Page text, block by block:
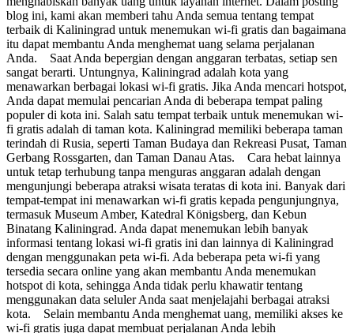
blog ini, kami akan memberi tahu Anda semua tentang tempat
terbaik di Kaliningrad untuk menemukan wi-fi gratis dan bagaimana
itu dapat membantu Anda menghemat uang selama perjalanan
Anda. Saat Anda bepergian dengan anggaran terbatas, setiap sen
sangat berarti. Untungnya, Kaliningrad adalah kota yang
menawarkan berbagai lokasi wi-fi gratis. Jika Anda mencari hotspot,
Anda dapat memulai pencarian Anda di beberapa tempat paling
populer di kota ini. Salah satu tempat terbaik untuk menemukan wi-
fi gratis adalah di taman kota. Kaliningrad memiliki beberapa taman
terindah di Rusia, seperti Taman Budaya dan Rekreasi Pusat, Taman
Gerbang Rossgarten, dan Taman Danau Atas. Cara hebat lainnya
untuk tetap terhubung tanpa menguras anggaran adalah dengan
mengunjungi beberapa atraksi wisata teratas di kota ini. Banyak dari
tempat-tempat ini menawarkan wi-fi gratis kepada pengunjungnya,
termasuk Museum Amber, Katedral Königsberg, dan Kebun
Binatang Kaliningrad. Anda dapat menemukan lebih banyak
informasi tentang lokasi wi-fi gratis ini dan lainnya di Kaliningrad
dengan menggunakan peta wi-fi. Ada beberapa peta wi-fi yang
tersedia secara online yang akan membantu Anda menemukan
hotspot di kota, sehingga Anda tidak perlu khawatir tentang
menggunakan data seluler Anda saat menjelajahi berbagai atraksi
kota. Selain membantu Anda menghemat uang, memiliki akses ke
wi-fi gratis juga dapat membuat perjalanan Anda lebih